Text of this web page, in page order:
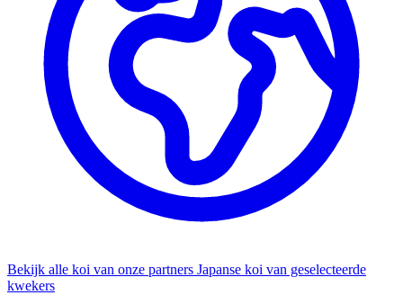
Bekijk alle koi van onze partners Japanse koi van geselecteerde
kwekers